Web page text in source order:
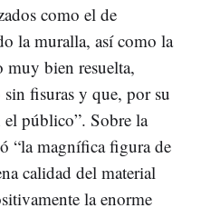
como el de
la muralla, así como la
muy bien resuelta,
fisuras y que, por su
público”. Sobre la
“la magnífica figura de
calidad del material
la enorme